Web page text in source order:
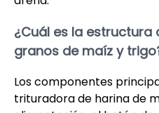
¿Cuál es la
granos de maíz y
Los componentes
trituradora de harina de